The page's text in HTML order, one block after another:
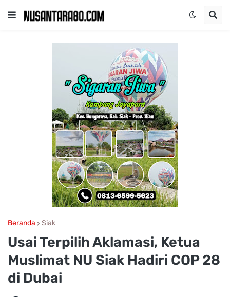
Beranda Siak
Usai Terpilih Aklamasi, Ketua
Muslimat NU Siak Hadiri COP 28
di Dubai